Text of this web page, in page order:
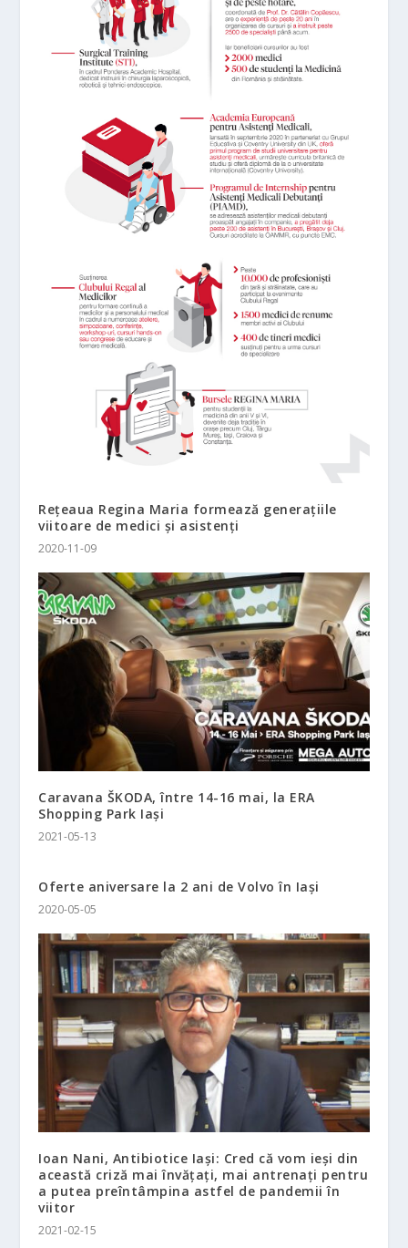
Rețeaua Regina Maria formează generațiile
viitoare de medici și asistenți
2020-11-09
Caravana ŠKODA, între 14-16 mai, la ERA
Shopping Park Iași
2021-05-13
Oferte aniversare la 2 ani de Volvo în Iași
2020-05-05
Ioan Nani, Antibiotice Iași: Cred că vom ieşi din
această criză mai învăţaţi, mai antrenaţi pentru
a putea preîntâmpina astfel de pandemii în
viitor
2021-02-15